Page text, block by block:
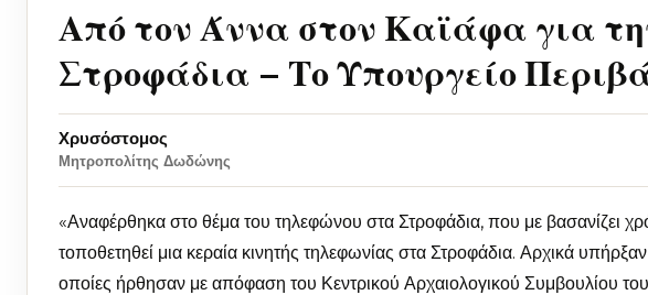
Από τον Άννα στον Καϊάφα για
Στροφάδια – Το Υπουργείο
Χρυσόστομος
Μητροπολίτης Δωδώνης
«Αναφέρθηκα στο θέμα του τηλεφώνου στα Στροφάδια, που με βασανίζει
τοποθετηθεί μια κεραία κινητής τηλεφωνίας στα Στροφάδια. Αρχικά
οποίες ήρθησαν με απόφαση του Κεντρικού Αρχαιολογικού Συμβουλίου